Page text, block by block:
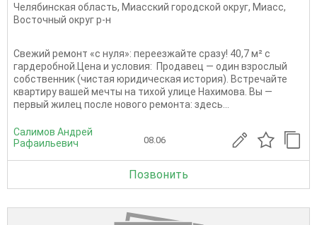
Челябинская область, Миасский городской округ, Миасс,
Восточный округ р-н
Свежий ремонт «с нуля»: переезжайте сразу! 40,7 м² с
гардеробной.Цена и условия: Продавец — один взрослый
собственник (чистая юридическая история). Встречайте
квартиру вашей мечты на тихой улице Нахимова. Вы —
первый жилец после нового ремонта: здесь...
Салимов Андрей
Рафаильевич
08.06
Позвонить